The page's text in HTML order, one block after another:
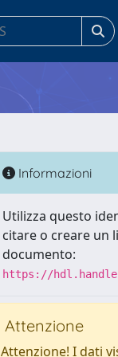
Informazioni
Utilizza questo
citare o creare un
documento:
https://
Attenzione
Attenzione! I dati